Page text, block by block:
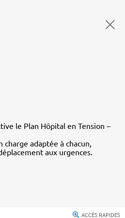
le Plan Hôpital en Tension –
adaptée à chacun,
aux urgences.
ACCÈS RAPIDES